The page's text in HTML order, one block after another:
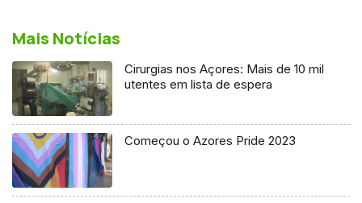
Mais Notícias
Cirurgias nos Açores: Mais de 10 mil
utentes em lista de espera
Começou o Azores Pride 2023